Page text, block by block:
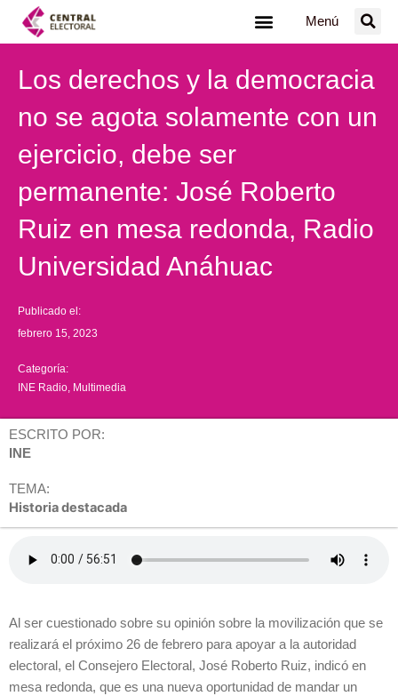
Menú
Los derechos y la democracia
no se agota solamente con un
ejercicio, debe ser
permanente: José Roberto
Ruiz en mesa redonda, Radio
Universidad Anáhuac
Publicado el:
febrero 15, 2023
Categoría:
INE Radio Multimedia
ESCRITO POR:
INE
TEMA:
Historia destacada
Al ser cuestionado sobre su opinión sobre la movilización que se
realizará el próximo 26 de febrero para apoyar a la autoridad
electoral, el Consejero Electoral, José Roberto Ruiz, indicó en
mesa redonda, que es una nueva oportunidad de mandar un